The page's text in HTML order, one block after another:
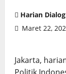
Harian Dialog
Maret 22,
Jakarta,